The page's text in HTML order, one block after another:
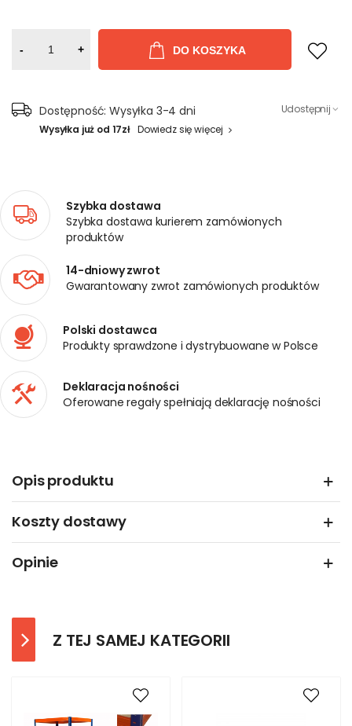
- + DO KOSZYKA
Dostępność: Wysyłka 3-4 dni
Wysyłka już od 17zł Dowiedz się więcej
Udostępnij
Szybka dostawa
Szybka dostawa kurierem zamówionych
produktów
14-dniowy zwrot
Gwarantowany zwrot zamówionych produktów
Polski dostawca
Produkty sprawdzone i dystrybuowane w Polsce
Deklaracja nośności
Oferowane regały spełniają deklarację nośności
Opis produktu
Koszty dostawy
Opinie
Z TEJ SAMEJ KATEGORII